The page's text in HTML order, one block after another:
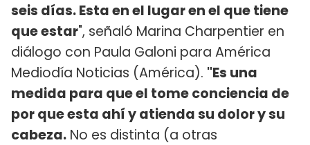
seis días. Esta en el lugar en el que tiene
que estar", señaló Marina Charpentier en
diálogo con Paula Galoni para América
Mediodía Noticias (América). "Es una
medida para que el tome conciencia de
por que esta ahí y atienda su dolor y su
cabeza. No es distinta (a otras